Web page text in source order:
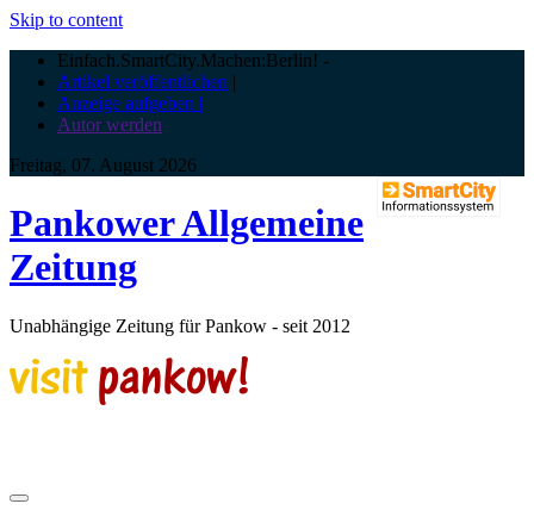
Skip to content
Einfach.SmartCity.Machen:Berlin! -
Artikel veröffentlichen |
Anzeige aufgeben |
Autor werden
Freitag, 07. August 2026
Pankower Allgemeine
Zeitung
Unabhängige Zeitung für Pankow - seit 2012